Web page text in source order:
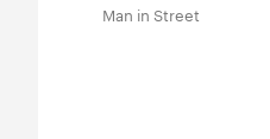
Man in Street